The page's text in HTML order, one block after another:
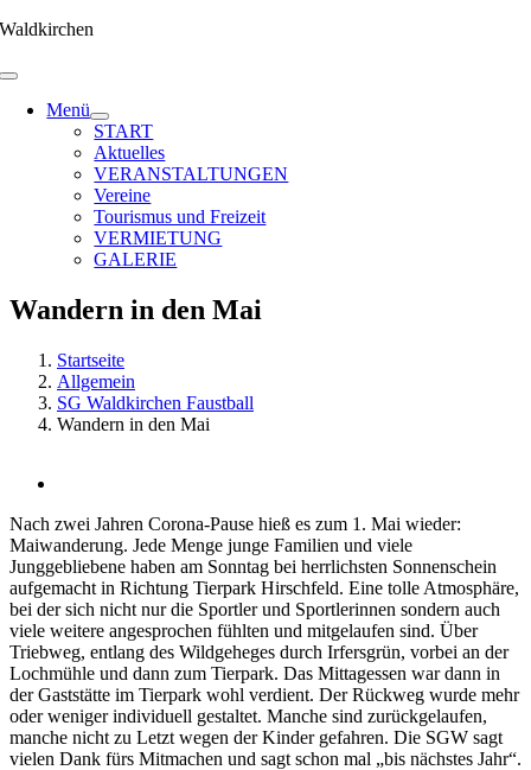
Zum
springen
Waldkirchen
Menü
START
Aktuelles
VERANSTALTUNGEN
Vereine
Tourismus und Freizeit
VERMIETUNG
GALERIE
Wandern in den Mai
Startseite
Allgemein
SG Waldkirchen Faustball
Wandern in den Mai
Bild
Nach zwei Jahren Corona-Pause hieß es zum 1. Mai wieder:
Maiwanderung. Jede Menge junge Familien und viele
Junggebliebene haben am Sonntag bei herrlichsten Sonnenschein
aufgemacht in Richtung Tierpark Hirschfeld. Eine tolle Atmosphäre,
bei der sich nicht nur die Sportler und Sportlerinnen sondern auch
viele weitere angesprochen fühlten und mitgelaufen sind. Über
Triebweg, entlang des Wildgeheges durch Irfersgrün, vorbei an der
Lochmühle und dann zum Tierpark. Das Mittagessen war dann in
der Gaststätte im Tierpark wohl verdient. Der Rückweg wurde mehr
oder weniger individuell gestaltet. Manche sind zurückgelaufen,
manche nicht zu Letzt wegen der Kinder gefahren. Die SGW sagt
vielen Dank fürs Mitmachen und sagt schon mal „bis nächstes Jahr“.